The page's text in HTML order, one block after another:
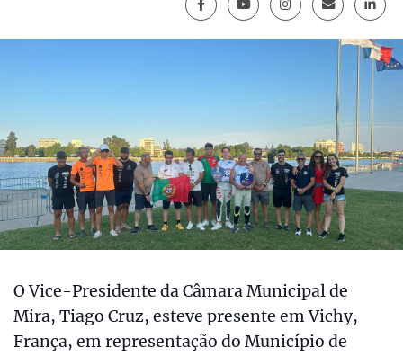
O Vice-Presidente da Câmara Municipal de
Mira, Tiago Cruz, esteve presente em Vichy,
França, em representação do Município de